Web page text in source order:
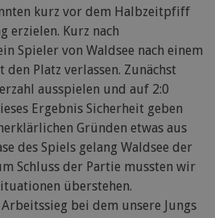
kurz vor dem Halbzeitpfiff
erzielen. Kurz nach
Spieler von Waldsee nach einem
Platz verlassen. Zunächst
ausspielen und auf 2:0
Ergebnis Sicherheit geben
Gründen etwas aus
des Spiels gelang Waldsee der
Schluss der Partie mussten wir
überstehen.
bei dem unsere Jungs